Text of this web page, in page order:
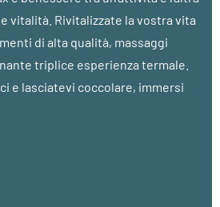
vitalità. Rivitalizzate la vostra vita
di alta qualità, massaggi
triplice esperienza termale.
e lasciatevi coccolare, immersi
min.)
età (50 min.)